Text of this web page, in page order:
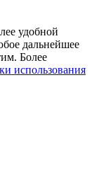
удобной
дальнейшее
Более
использования